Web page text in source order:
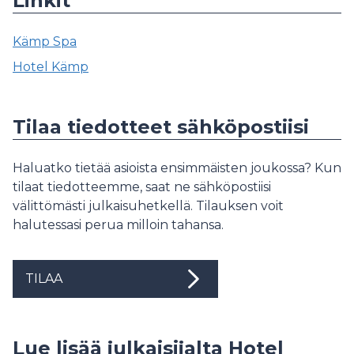
Kämp Spa
Hotel Kämp
Tilaa tiedotteet sähköpostiisi
Haluatko tietää asioista ensimmäisten joukossa? Kun
tilaat tiedotteemme, saat ne sähköpostiisi
välittömästi julkaisuhetkellä. Tilauksen voit
halutessasi perua milloin tahansa.
TILAA
Lue lisää julkaisijalta Hotel